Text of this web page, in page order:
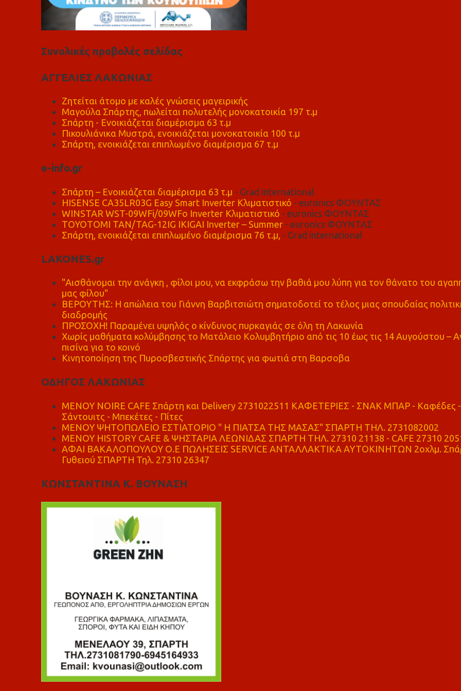
Συνολικές προβολές σελίδας
ΑΓΓΕΛΙΕΣ ΛΑΚΩΝΙΑΣ
Ζητείται άτομο με καλές γνώσεις μαγειρικής
Μαγούλα Σπάρτης, πωλείται πολυτελής μονοκατοικία 197 τ.μ
Σπάρτη - Ενοικιάζεται διαμέρισμα 63 τ.μ
Πικουλιάνικα Μυστρά, ενοικιάζεται μονοκατοικία 100 τ.μ
Σπάρτη, ενοικιάζεται επιπλωμένο διαμέρισμα 67 τ.μ
e-info.gr
Σπάρτη – Ενοικιάζεται διαμέρισμα 63 τ.μ - Grad international
HISENSE CA35LR03G Easy Smart Inverter Κλιματιστικό - euronics ΦΟΥΝΤΑΣ
WINSTAR WST-09WFi/09WFo Inverter Κλιματιστικό - euronics ΦΟΥΝΤΑΣ
TOYOTOMI TAN/TAG-12IG IKIGAI Inverter – Summer- euronics ΦΟΥΝΤΑΣ
Σπάρτη, ενοικιάζεται επιπλωμένο διαμέρισμα 76 τ.μ, - Grad international
LAKONES.gr
"Αισθάνομαι την ανάγκη , φίλοι μου, να εκφράσω την βαθιά μου λύπη για τον θάνατο του
μας φίλου"
ΒΕΡΟΥΤΗΣ: Η απώλεια του Γιάννη Βαρβιτσιώτη σηματοδοτεί το τέλος μιας σπουδαίας
διαδρομής
ΠΡΟΣΟΧΗ! Παραμένει υψηλός ο κίνδυνος πυρκαγιάς σε όλη τη Λακωνία
Χωρίς μαθήματα κολύμβησης το Ματάλειο Κολυμβητήριο από τις 10 έως τις 14 Αυγούστου –
πισίνα για το κοινό
Κινητοποίηση της Πυροσβεστικής Σπάρτης για φωτιά στη Βαρσοβα
ΟΔΗΓΟΣ ΛΑΚΩΝΙΑΣ
MENOY NOIRE CAFE Σπάρτη και Delivery 2731022511 ΚΑΦΕΤΕΡΙΕΣ - ΣΝΑΚ ΜΠΑΡ - Καφέδες -
Σάντουιτς - Μπεκέτες - Πίτες
ΜΕΝΟΥ ΨΗΤΟΠΩΛΕΙΟ ΕΣΤΙΑΤΟΡΙΟ " Η ΠΙΑΤΣΑ ΤΗΣ ΜΑΣΑΣ" ΣΠΑΡΤΗ ΤΗΛ. 2731082002
ΜΕΝΟΥ HISTORY CAFE & ΨΗΣΤΑΡΙΑ ΛΕΩΝΙΔΑΣ ΣΠΑΡΤΗ ΤΗΛ. 27310 21138 - CAFE 27310
ΑΦΑΙ ΒΑΚΑΛΟΠΟΥΛΟΥ Ο.Ε ΠΩΛΗΣΕΙΣ SERVICE ΑΝΤΑΛΛΑΚΤΙΚΑ ΑΥΤΟΚΙΝΗΤΩΝ 2οχλμ.
Γυθειού ΣΠΑΡΤΗ Τηλ. 27310 26347
ΚΩΝΣΤΑΝΤΙΝΑ Κ. ΒΟΥΝΑΣΗ